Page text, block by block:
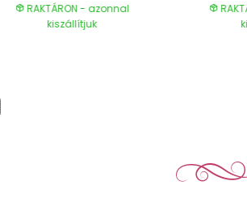
RAKTÁRON - azonnal
kiszállítjuk